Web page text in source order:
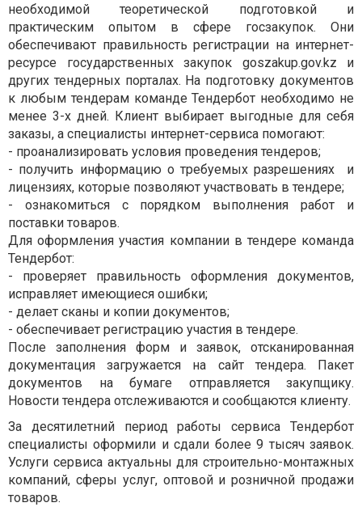
необходимой теоретической подготовкой и
практическим опытом в сфере госзакупок. Они
обеспечивают правильность регистрации на интернет-
ресурсе государственных закупок goszakup.gov.kz и
других тендерных порталах. На подготовку документов
к любым тендерам команде Тендербот необходимо не
менее 3-х дней. Клиент выбирает выгодные для себя
заказы, а специалисты интернет-сервиса помогают:
- проанализировать условия проведения тендеров;
- получить информацию о требуемых разрешениях и
лицензиях, которые позволяют участвовать в тендере;
- ознакомиться с порядком выполнения работ и
поставки товаров.
Для оформления участия компании в тендере команда
Тендербот:
- проверяет правильность оформления документов,
исправляет имеющиеся ошибки;
- делает сканы и копии документов;
- обеспечивает регистрацию участия в тендере.
После заполнения форм и заявок, отсканированная
документация загружается на сайт тендера. Пакет
документов на бумаге отправляется закупщику.
Новости тендера отслеживаются и сообщаются клиенту.
За десятилетний период работы сервиса Тендербот
специалисты оформили и сдали более 9 тысяч заявок.
Услуги сервиса актуальны для строительно-монтажных
компаний, сферы услуг, оптовой и розничной продажи
товаров.